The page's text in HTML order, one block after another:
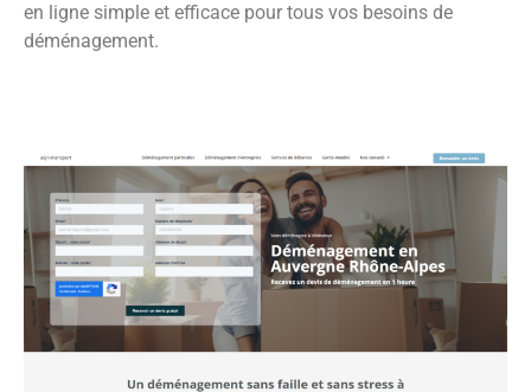
en ligne simple et efficace pour tous vos besoins de
déménagement.